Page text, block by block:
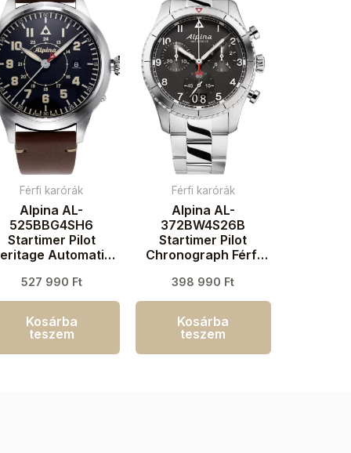
Férfi karórák
Alpina AL-
525BBG4SH6
Startimer Pilot
Automatic
3ATM
527 990 Ft
Kosárba
teszem
Férfi karórák
Alpina AL-
372BW4S26B
Startimer Pilot
Chronograph Férfi
398 990 Ft
Kosárba
teszem